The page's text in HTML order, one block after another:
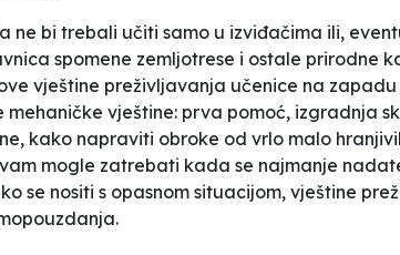
ne bi trebali učiti samo u izviđačima ili,
spomene zemljotrese i ostale prirodne
vještine preživljavanja učenice na
mehaničke vještine: prva pomoć, izgradnja
kako napraviti obroke od vrlo malo
mogle zatrebati kada se najmanje
se nositi s opasnom situacijom, vještine